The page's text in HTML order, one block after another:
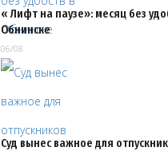
« Лифт на паузе»: месяц без
Обнинске
06/08
Суд вынес важное для